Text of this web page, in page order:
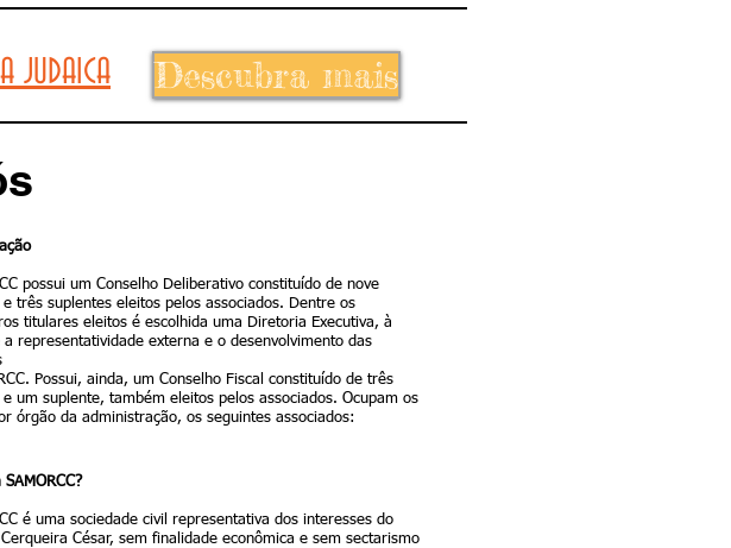
JUDAICA Descubra mais
possui um Conselho Deliberativo constituído de nove
três suplentes eleitos pelos associados. Dentre os
titulares eleitos é escolhida uma Diretoria Executiva, à
a representatividade externa e o desenvolvimento das
Possui, ainda, um Conselho Fiscal constituído de três
um suplente, também eleitos pelos associados. Ocupam os
órgão da administração, os seguintes associados:
é uma sociedade civil representativa dos interesses do
César, sem finalidade econômica e sem sectarismo